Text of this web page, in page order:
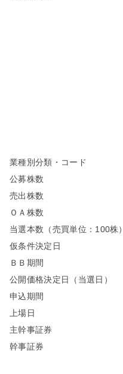
業種別分類・コード
公募株数
売出株数
ＯＡ株数
当選本数（売買単位：100株）
仮条件決定日
ＢＢ期間
公開価格決定日（当選日）
申込期間
上場日
主幹事証券
幹事証券